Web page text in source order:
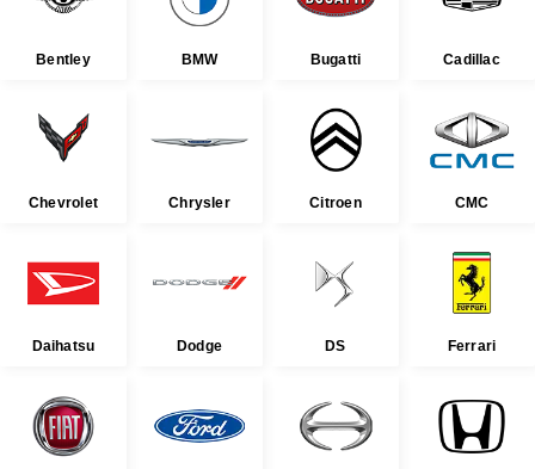
Bentley BMW Bugatti Cadillac
Chevrolet Chrysler Citroen CMC
Daihatsu Dodge DS Ferrari